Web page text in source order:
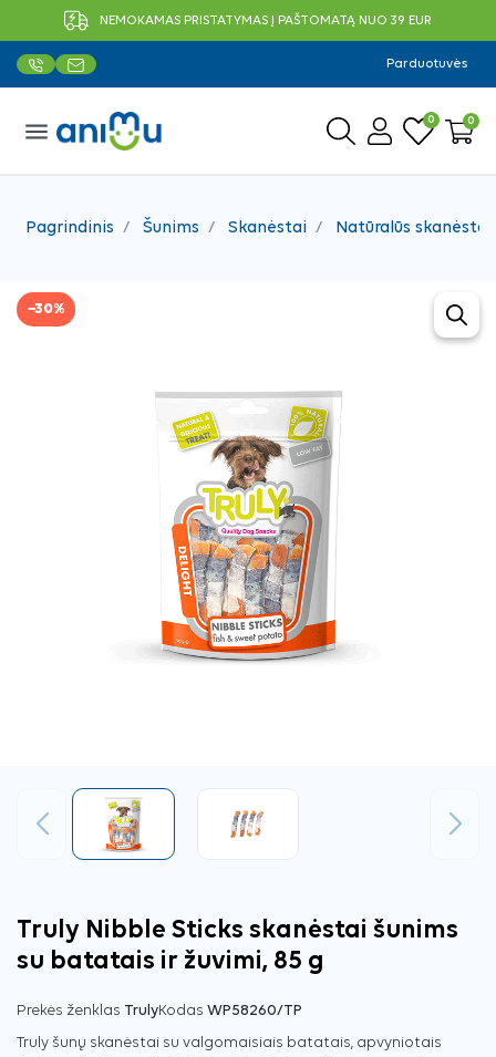
NEMOKAMAS PRISTATYMAS Į PAŠTOMATĄ NUO 39 EUR
Parduotuvės
menu 0 0
Pagrindinis Šunims Skanėstai Natūralūs skanėstai
−30%
Ankstesnis Tęsti
Truly Nibble Sticks skanėstai šunims
su batatais ir žuvimi, 85 g
Prekės ženklas TrulyKodas WP58260/TP
Truly šunų skanėstai su valgomaisiais batatais, apvyniotais